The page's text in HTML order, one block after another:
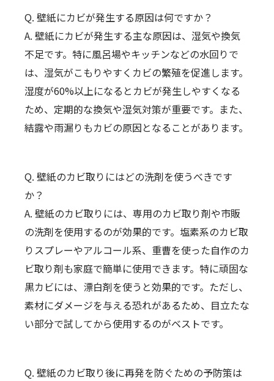
Q. 壁紙にカビが発生する原因は何ですか？
A. 壁紙にカビが発生する主な原因は、湿気や換気
不足です。特に風呂場やキッチンなどの水回りで
は、湿気がこもりやすくカビの繁殖を促進します。
湿度が60%以上になるとカビが発生しやすくなる
ため、定期的な換気や湿気対策が重要です。また、
結露や雨漏りもカビの原因となることがあります。
Q. 壁紙のカビ取りにはどの洗剤を使うべきです
か？
A. 壁紙のカビ取りには、専用のカビ取り剤や市販
の洗剤を使用するのが効果的です。塩素系のカビ取
りスプレーやアルコール系、重曹を使った自作のカ
ビ取り剤も家庭で簡単に使用できます。特に頑固な
黒カビには、漂白剤を使うと効果的です。ただし、
素材にダメージを与える恐れがあるため、目立たな
い部分で試してから使用するのがベストです。
Q. 壁紙のカビ取り後に再発を防ぐための予防策は